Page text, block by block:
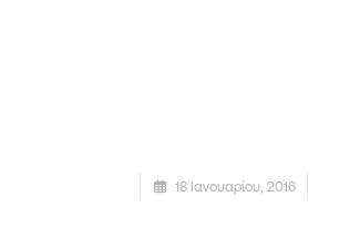
18 Ιανουαρίου, 2016